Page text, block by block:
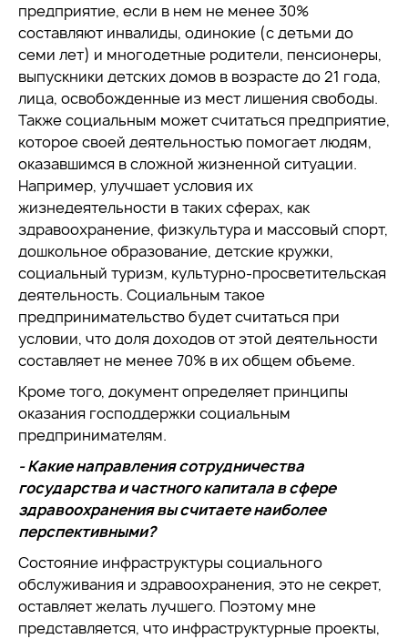
предприятие, если в нем не менее 30%
составляют инвалиды, одинокие (с детьми до
семи лет) и многодетные родители, пенсионеры,
выпускники детских домов в возрасте до 21 года,
лица, освобожденные из мест лишения свободы.
Также социальным может считаться предприятие,
которое своей деятельностью помогает людям,
оказавшимся в сложной жизненной ситуации.
Например, улучшает условия их
жизнедеятельности в таких сферах, как
здравоохранение, физкультура и массовый спорт,
дошкольное образование, детские кружки,
социальный туризм, культурно-просветительская
деятельность. Социальным такое
предпринимательство будет считаться при
условии, что доля доходов от этой деятельности
составляет не менее 70% в их общем объеме.
Кроме того, документ определяет принципы
оказания господдержки социальным
предпринимателям.
- Какие направления сотрудничества
государства и частного капитала в сфере
здравоохранения вы считаете наиболее
перспективными?
Состояние инфраструктуры социального
обслуживания и здравоохранения, это не секрет,
оставляет желать лучшего. Поэтому мне
представляется, что инфраструктурные проекты,